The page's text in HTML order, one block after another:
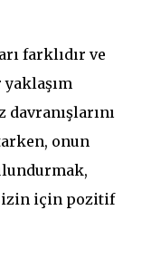
farklıdır ve
onun
için pozitif